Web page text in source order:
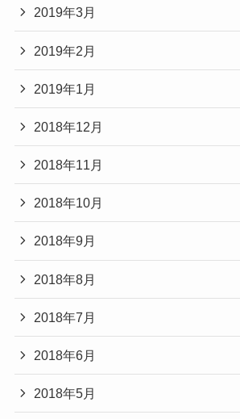
2019年3月
2019年2月
2019年1月
2018年12月
2018年11月
2018年10月
2018年9月
2018年8月
2018年7月
2018年6月
2018年5月